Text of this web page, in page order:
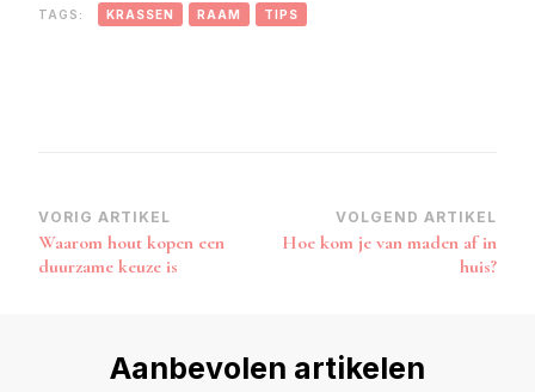
TAGS: KRASSEN RAAM TIPS
Bericht
navigatie
VORIG ARTIKEL
Waarom hout kopen een
duurzame keuze is
VOLGEND ARTIKEL
Hoe kom je van maden af in
huis?
Aanbevolen artikelen